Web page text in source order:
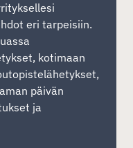
eri tarpeisiin.
kotimaan
päivän
ja